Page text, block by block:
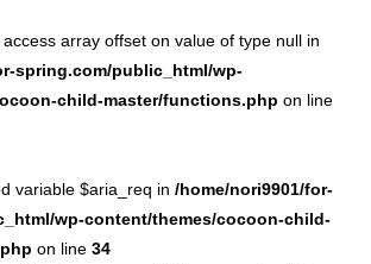
access array offset on value of type null in
spring.com/public_html/wp-
child-master/functions.php on line
variable $aria_req in /home/nori9901/for-
wp-content/themes/cocoon-child-
on line 34